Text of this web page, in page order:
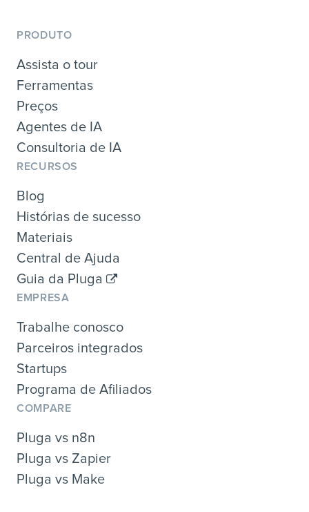
PRODUTO
Assista o tour
Ferramentas
Preços
Agentes de IA
Consultoria de IA
RECURSOS
Blog
Histórias de sucesso
Materiais
Central de Ajuda
Guia da Pluga
EMPRESA
Trabalhe conosco
Parceiros integrados
Startups
Programa de Afiliados
COMPARE
Pluga vs n8n
Pluga vs Zapier
Pluga vs Make